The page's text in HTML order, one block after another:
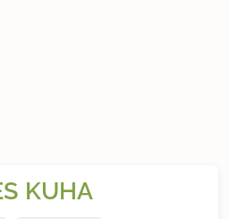
KUHA